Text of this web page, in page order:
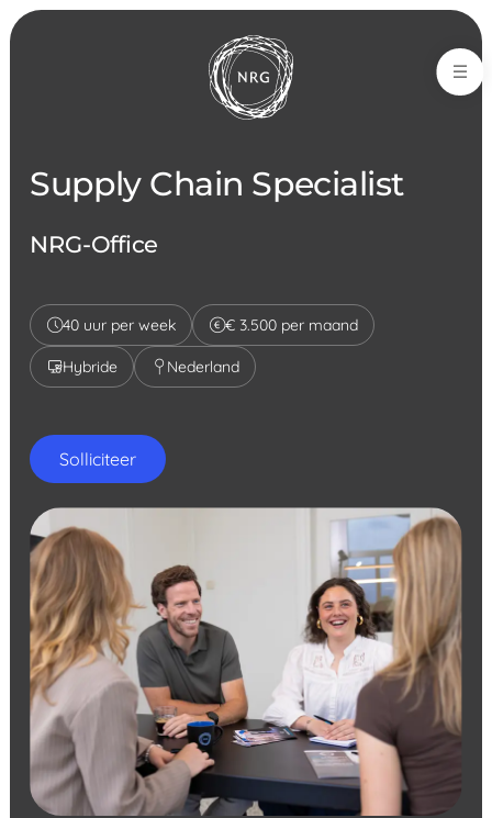
Supply Chain Specialist
NRG-Office
40 uur per week € 3.500 per maand
Hybride Nederland
Solliciteer